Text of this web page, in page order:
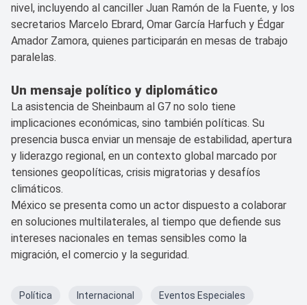
nivel, incluyendo al canciller Juan Ramón de la Fuente, y los
secretarios Marcelo Ebrard, Omar García Harfuch y Édgar
Amador Zamora, quienes participarán en mesas de trabajo
paralelas.
Un mensaje político y diplomático
La asistencia de Sheinbaum al G7 no solo tiene
implicaciones económicas, sino también políticas. Su
presencia busca enviar un mensaje de estabilidad, apertura
y liderazgo regional, en un contexto global marcado por
tensiones geopolíticas, crisis migratorias y desafíos
climáticos.
México se presenta como un actor dispuesto a colaborar
en soluciones multilaterales, al tiempo que defiende sus
intereses nacionales en temas sensibles como la
migración, el comercio y la seguridad.
Política Internacional
Eventos Especiales